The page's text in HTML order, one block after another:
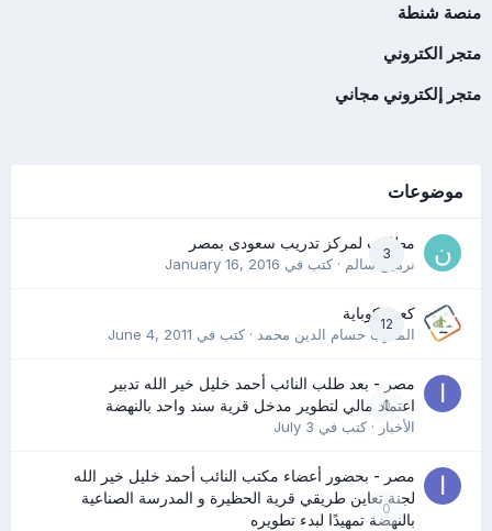
منصة شنطة
متجر الكتروني
متجر إلكتروني مجاني
موضوعات
3
مطلوب لمركز تدريب سعودى بمصر
نرمين سالم· كتب في January 16, 2016
12
كعب كوباية
المدرب حسام الدين محمد· كتب في June 4, 2011
0
مصر - بعد طلب النائب أحمد خليل خير الله تدبير
اعتماد مالي لتطوير مدخل قرية سند واحد بالنهضة
الأخبار· كتب في July 3
0
مصر - بحضور أعضاء مكتب النائب أحمد خليل خير الله
لجنة تعاين طريقي قرية الحظيرة و المدرسة الصناعية
بالنهضة تمهيدًا لبدء تطويره